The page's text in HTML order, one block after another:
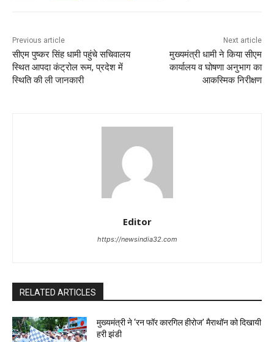
Previous article
सीएम पुष्कर सिंह धामी पहुंचे सचिवालय
स्थित आपदा कंट्रोल रूम, प्रदेश में
स्थिति की ली जानकारी
Next article
मुख्यमंत्री धामी ने किया सीएम
कार्यालय व घोषणा अनुभाग का
आकस्मिक निरीक्षण
Editor
https://newsindia32.com
RELATED ARTICLES
मुख्यमंत्री ने ‘रन फॉर कारगिल हीरोज’ मैराथॉन को दिखायी
हरी झंडी